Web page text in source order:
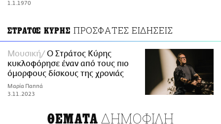
PRINT
1.1.1970
ΣΤΡΑΤΟΣ ΚΥΡΗΣ ΠΡΟΣΦΑΤΕΣ ΕΙΔΗΣΕΙΣ
Μουσική
O Στράτος Κύρης
κυκλοφόρησε έναν από τους πιο
όμορφους δίσκους της χρονιάς
Μαρία Παππά
3.11.2023
ΘΕΜΑΤΑ ΔΗΜΟΦΙΛΗ